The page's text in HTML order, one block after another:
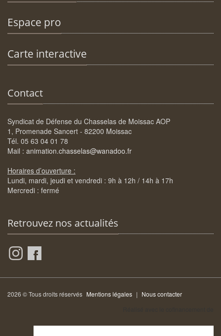
Espace pro
Carte interactive
Contact
Syndicat de Défense du Chasselas de Moissac AOP
1, Promenade Sancert - 82200 Moissac
Tél. 05 63 04 01 78
Mail : animation.chasselas@wanadoo.fr
Horaires d’ouverture :
Lundi, mardi, jeudi et vendredi : 9h à 12h / 14h à 17h
Mercredi : fermé
Retrouvez nos actualités
2026 © Tous droits réservés Mentions légales | Nous contacter